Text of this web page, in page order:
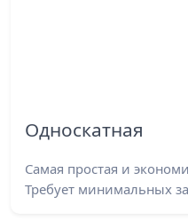
Односкатная
Самая простая и
Требует минимальных